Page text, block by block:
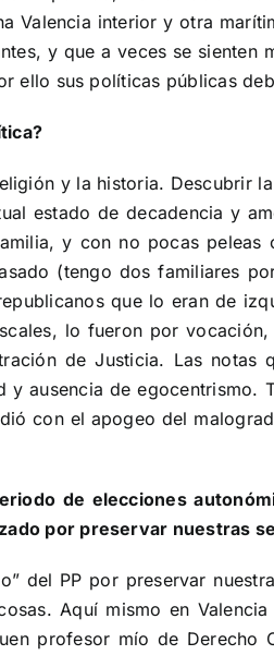
Valencia interior y otra
y que a veces se
ello sus políticas públicas
y la historia. Descubrir
estado de decadencia y
y con no pocas
(tengo dos familiares
que lo eran de
lo fueron por
de Justicia. Las notas
y ausencia de
con el apogeo del
de elecciones
por preservar nuestras
del PP por preservar
Aquí mismo en
profesor mío de Derecho